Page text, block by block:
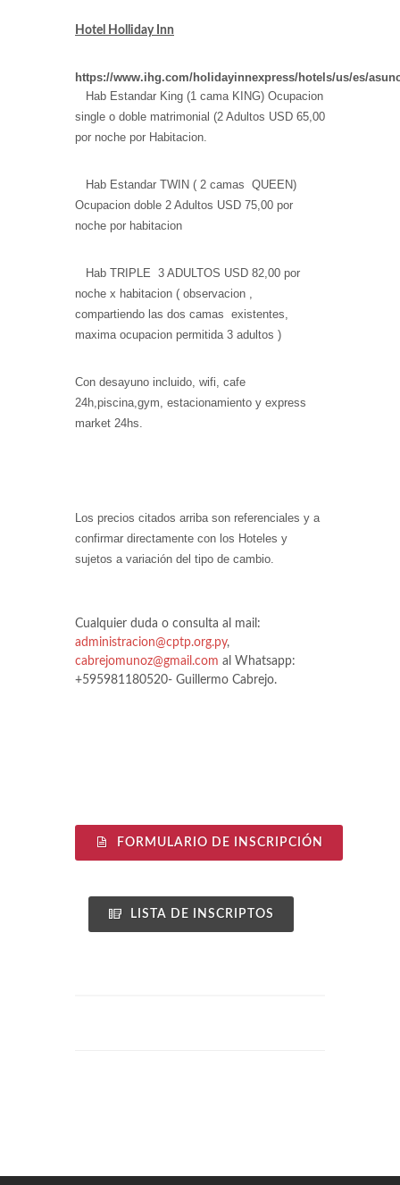
Hotel Holliday Inn
https://www.ihg.com/holidayinnexpress/hotels/us/es/
Hab Estandar King (1 cama KING) Ocupacion
single o doble matrimonial (2 Adultos USD 65,00
por noche por Habitacion.
Hab Estandar TWIN ( 2 camas QUEEN)
Ocupacion doble 2 Adultos USD 75,00 por
noche por habitacion
Hab TRIPLE 3 ADULTOS USD 82,00 por
noche x habitacion ( observacion ,
compartiendo las dos camas existentes,
maxima ocupacion permitida 3 adultos )
Con desayuno incluido, wifi, cafe
24h,piscina,gym, estacionamiento y express
market 24hs.
Los precios citados arriba son referenciales y a
confirmar directamente con los Hoteles y
sujetos a variación del tipo de cambio.
Cualquier duda o consulta al mail:
administracion@cptp.org.py,
cabrejomunoz@gmail.com al Whatsapp:
+595981180520- Guillermo Cabrejo.
FORMULARIO DE INSCRIPCIÓN
LISTA DE INSCRIPTOS